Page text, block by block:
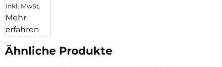
inkl. MwSt.
Mehr
erfahren
Ähnliche Produkte